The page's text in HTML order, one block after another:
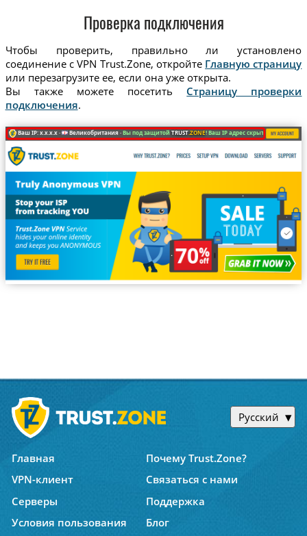
Проверка подключения
Чтобы проверить, правильно ли установлено
соединение с VPN Trust.Zone, откройте Главную страницу
или перезагрузите ее, если она уже открыта.
Вы также можете посетить Страницу проверки
подключения.
Ваш IP: x.x.x.x · Великобритания ·Вы под защитойTRUST.ZONE! Ваш IP адрес скрыт!
Русский
Главная
Почему Trust.Zone?
VPN-клиент
Связаться с нами
Серверы
Поддержка
Условия пользования
Блог